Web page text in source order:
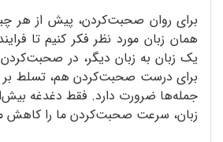
برای روان صحبت‌کردن، پیش از هر
همان زبان مورد نظر فکر کنیم تا
یک زبان به زبان دیگر، در صحبت‌کردن
برای درست صحبت‌کردن هم، تسلط بر
جمله‌ها ضرورت دارد. فقط دغدغه
زبان، سرعت صحبت‌کردن ما را